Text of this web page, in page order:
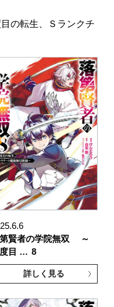
の転生、Ｓランクチ
賢者の学院無双 ～
目 … 8
詳しく見る